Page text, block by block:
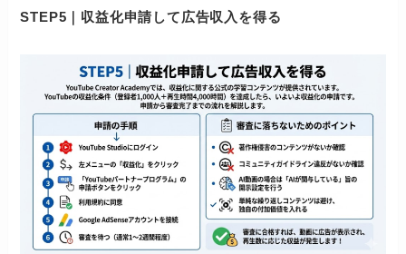
STEP5｜収益化申請して広告収入を得る